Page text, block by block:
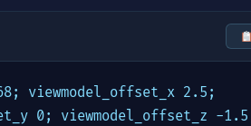
viewmodel_offset_x 2.5;
0; viewmodel_offset_z -